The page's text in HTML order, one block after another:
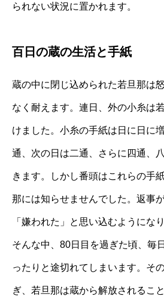
られない状況に置かれます。
百日の蔵の生活と手紙
蔵の中に閉じ込められた若旦那は
なく耐えます。連日、外の小糸は
けました。小糸の手紙は日に日に
通、次の日は二通、さらに四通、
きます。しかし番頭はこれらの手
那には知らせませんでした。返事
「嫌われた」と思い込むようになり
そんな中、80日目を過ぎた頃、毎
ったりと途切れてしまいます。そ
ぎ、若旦那は蔵から解放されるこ